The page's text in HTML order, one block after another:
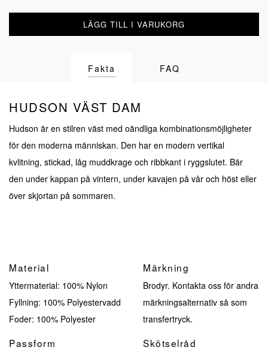
LÄGG TILL I VARUKORG
Fakta FAQ
HUDSON VÄST DAM
Hudson är en stilren väst med oändliga kombinationsmöjligheter
för den moderna människan. Den har en modern vertikal
kvlitning, stickad, låg muddkrage och ribbkant i ryggslutet. Bär
den under kappan på vintern, under kavajen på vår och höst eller
över skjortan på sommaren.
Material
Yttermaterial: 100% Nylon
Fyllning: 100% Polyestervadd
Foder: 100% Polyester
Märkning
Brodyr. Kontakta oss för andra
märkningsalternativ så som
transfertryck.
Passform Skötselråd